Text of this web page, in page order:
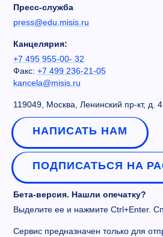
Пресс-служба
press@edu.misis.ru
Канцелярия:
+7 495 955-00- 32
Факс: +7 499 236-21-05
kancela@misis.ru
119049, Москва, Ленинский пр-кт, д.
НАПИСАТЬ НАМ
ПОДПИСАТЬСЯ НА
Бета-версия. Нашли опечатку?
Выделите ее и нажмите Ctrl+Enter.
Сервис предназначен только для